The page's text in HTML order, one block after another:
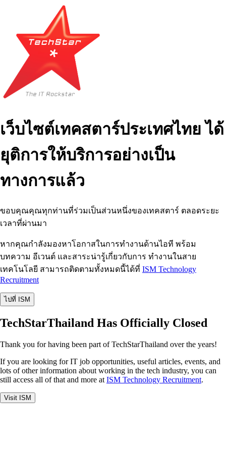
เว็บไซต์เทคสตาร์ประเทศไทย ได้
ยุติการให้บริการอย่างเป็น
ทางการแล้ว
ขอบคุณคุณทุกท่านที่ร่วมเป็นส่วนหนึ่งของเทคสตาร์ ตลอดระยะ
เวลาที่ผ่านมา
หากคุณกำลังมองหาโอกาสในการทำงานด้านไอที พร้อม
บทความ อีเวนต์ และสาระน่ารู้เกี่ยวกับการ ทำงานในสาย
เทคโนโลยี สามารถติดตามทั้งหมดนี้ได้ที่ ISM Technology
Recruitment
ไปที่ ISM
TechStarThailand Has Officially Closed
Thank you for having been part of TechStarThailand over the years!
If you are looking for IT job opportunities, useful articles, events, and
lots of other information about working in the tech industry, you can
still access all of that and more at ISM Technology Recruitment.
Visit ISM